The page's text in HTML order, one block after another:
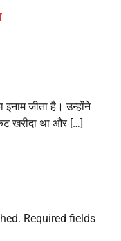
इनाम जीता है। उन्होंने
खरीदा था और […]
Required fields